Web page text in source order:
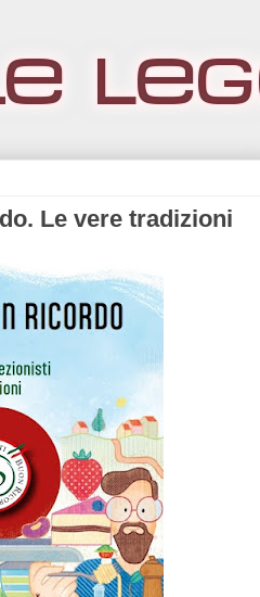
Le vere tradizioni